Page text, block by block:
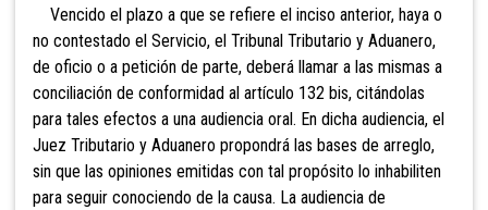
Vencido el plazo a que se refiere el inciso anterior, haya o
no contestado el Servicio, el Tribunal Tributario y Aduanero,
de oficio o a petición de parte, deberá llamar a las mismas a
conciliación de conformidad al artículo 132 bis, citándolas
para tales efectos a una audiencia oral. En dicha audiencia, el
Juez Tributario y Aduanero propondrá las bases de arreglo,
sin que las opiniones emitidas con tal propósito lo inhabiliten
para seguir conociendo de la causa. La audiencia de